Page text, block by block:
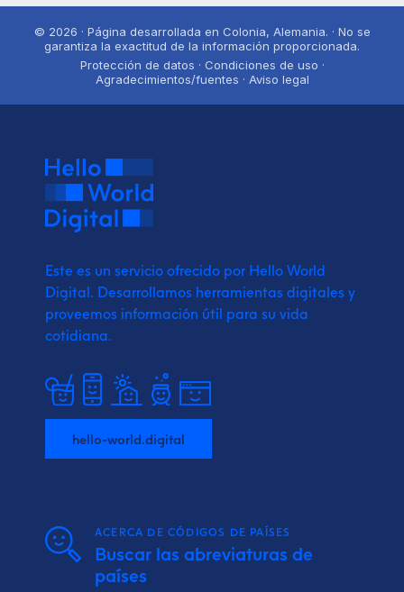
© 2026 · Página desarrollada en Colonia, Alemania. · No se
garantiza la exactitud de la información proporcionada.
Protección de datos · Condiciones de uso ·
Agradecimientos/fuentes · Aviso legal
Este es un servicio ofrecido por Hello World
Digital. Desarrollamos herramientas digitales y
proveemos información útil para su vida
cotidiana.
hello-world.digital
ACERCA DE CÓDIGOS DE PAÍSES
Buscar las abreviaturas de
países